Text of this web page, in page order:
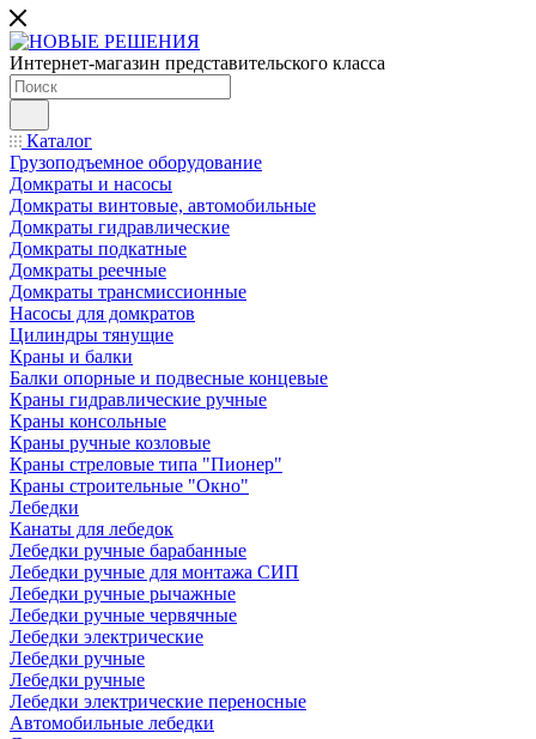
Интернет-магазин представительского класса
Каталог
Грузоподъемное оборудование
Домкраты и насосы
Домкраты винтовые, автомобильные
Домкраты гидравлические
Домкраты подкатные
Домкраты реечные
Домкраты трансмиссионные
Насосы для домкратов
Цилиндры тянущие
Краны и балки
Балки опорные и подвесные концевые
Краны гидравлические ручные
Краны консольные
Краны ручные козловые
Краны стреловые типа "Пионер"
Краны строительные "Окно"
Лебедки
Канаты для лебедок
Лебедки ручные барабанные
Лебедки ручные для монтажа СИП
Лебедки ручные рычажные
Лебедки ручные червячные
Лебедки электрические
Лебедки ручные
Лебедки ручные
Лебедки электрические переносные
Автомобильные лебедки